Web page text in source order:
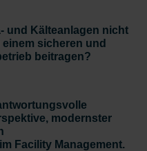
und Kälteanlagen nicht
sicheren und
beitragen?
modernster
Facility Management.